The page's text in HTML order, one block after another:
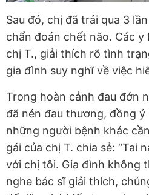
Sau đó, chị đã trải qua 3
chẩn đoán chết não. Các y
chị T., giải thích rõ tình
gia đình suy nghĩ về việc
Trong hoàn cảnh đau đớn
đã nén đau thương, đồng
những người bệnh khác
gái của chị T. chia sẻ: “Tai
với chị tôi. Gia đình không
nghe bác sĩ giải thích,